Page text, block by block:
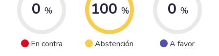
0 %
En contra
100 %
Abstención
0 %
A favor